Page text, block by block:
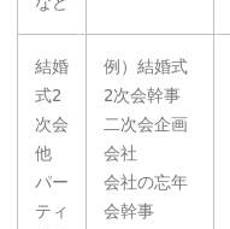
結婚
式2
次会
他
パー
ティ
例）結婚式
2次会幹事
二次会企画
会社
会社の忘年
会幹事